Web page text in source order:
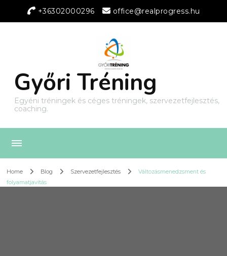
+36302000296 office@realprogress.hu
Győri Tréning
Egyéni tréningek és céges tréningek, szervezetfejlesztés,
coaching.
Home Blog Szervezetfejlesztés
Változásmenedzsment és
folyamatjavítás